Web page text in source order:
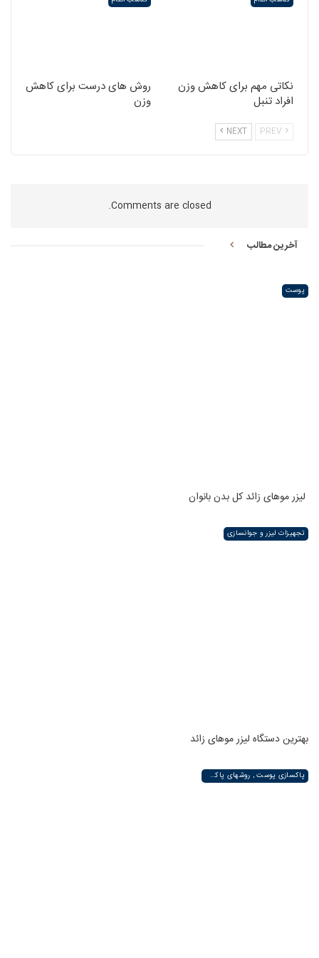
نکاتی مهم برای کاهش وزن
افراد تنبل
روش های درست برای کاهش
وزن
NEXT
Comments are closed.
آخرین مطالب
پوست
لیزر موهای زائد کل بدن بانوان
تجهیزات لیزر و جوانسازی
بهترین دستگاه لیزر موهای زائد
پاکسازی پوست , روشهای پاکسازی پوست صورت و دست , پاکسازی انواع مختلف پوست | لیزر لند